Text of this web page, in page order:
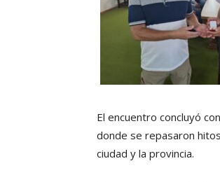
El encuentro concluyó
donde se repasaron
ciudad y la provincia.